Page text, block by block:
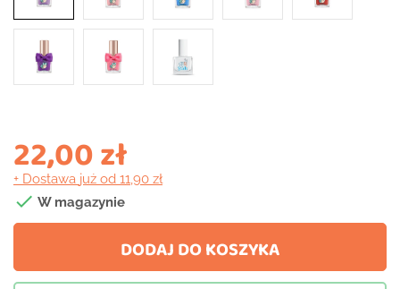
22,00 zł
+ Dostawa już od 11,90 zł
 W magazynie
DODAJ DO KOSZYKA